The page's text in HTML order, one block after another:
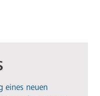
eines neuen